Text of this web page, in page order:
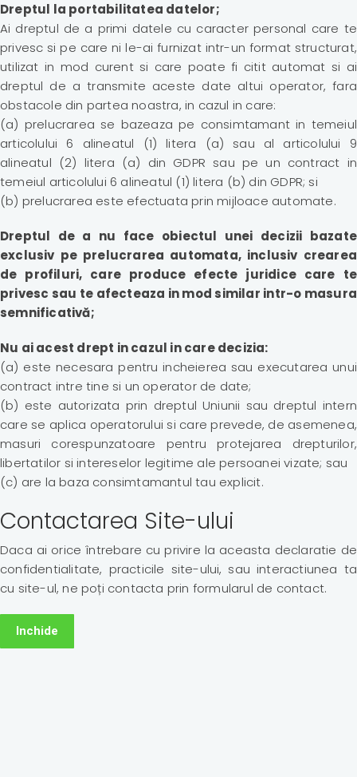
Dreptul la portabilitatea datelor;
Ai dreptul de a primi datele cu caracter personal care te
privesc si pe care ni le-ai furnizat intr-un format structurat,
utilizat in mod curent si care poate fi citit automat si ai
dreptul de a transmite aceste date altui operator, fara
obstacole din partea noastra, in cazul in care:
(a) prelucrarea se bazeaza pe consimtamant in temeiul
articolului 6 alineatul (1) litera (a) sau al articolului 9
alineatul (2) litera (a) din GDPR sau pe un contract in
temeiul articolului 6 alineatul (1) litera (b) din GDPR; si
(b) prelucrarea este efectuata prin mijloace automate.
Dreptul de a nu face obiectul unei decizii bazate
exclusiv pe prelucrarea automata, inclusiv crearea
de profiluri, care produce efecte juridice care te
privesc sau te afecteaza in mod similar intr-o masura
semnificativă;
Nu ai acest drept in cazul in care decizia:
(a) este necesara pentru incheierea sau executarea unui
contract intre tine si un operator de date;
(b) este autorizata prin dreptul Uniunii sau dreptul intern
care se aplica operatorului si care prevede, de asemenea,
masuri corespunzatoare pentru protejarea drepturilor,
libertatilor si intereselor legitime ale persoanei vizate; sau
(c) are la baza consimtamantul tau explicit.
Contactarea Site-ului
Daca ai orice întrebare cu privire la aceasta declaratie de
confidentialitate, practicile site-ului, sau interactiunea ta
cu site-ul, ne poți contacta prin formularul de contact.
Inchide